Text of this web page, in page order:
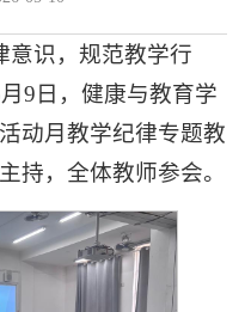
意识，规范教学行
9日，健康与教育学
动月教学纪律专题教
持，全体教师参会。